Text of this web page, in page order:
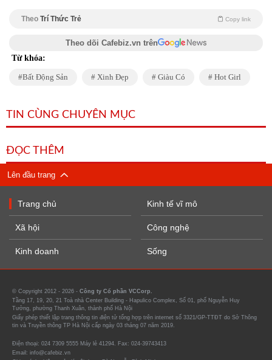
Theo Trí Thức Trẻ Copy link
Theo dõi Cafebiz.vn trên
Từ khóa:
Bất Động Sản Xinh Đẹp Giàu Có Hot Girl
TIN CÙNG CHUYÊN MỤC
ĐỌC THÊM
Lên đầu trang
Trang chủ
Xã hội
Kinh doanh
Kinh tế vĩ mô
Công nghệ
Sống
© Copyright 2012 - 2026 - Công ty Cổ phần VCCorp.
Tầng 17, 19, 20, 21 Toà nhà Center Building - Hapulico Complex, Số 01, phố Nguyễn Huy
Tưởng, phường Thanh Xuân, thành phố Hà Nội
Giấy phép thiết lập trang thông tin điện tử tổng hợp trên internet số 3321/GP-TTĐT do Sở Thông
tin và Truyền thông TP Hà Nội cấp ngày 03 tháng 07 năm 2019.
Điện thoại: 024 7309 5555 Máy lẻ 41294. Fax: 024-39743413
Email: info@cafebiz.vn